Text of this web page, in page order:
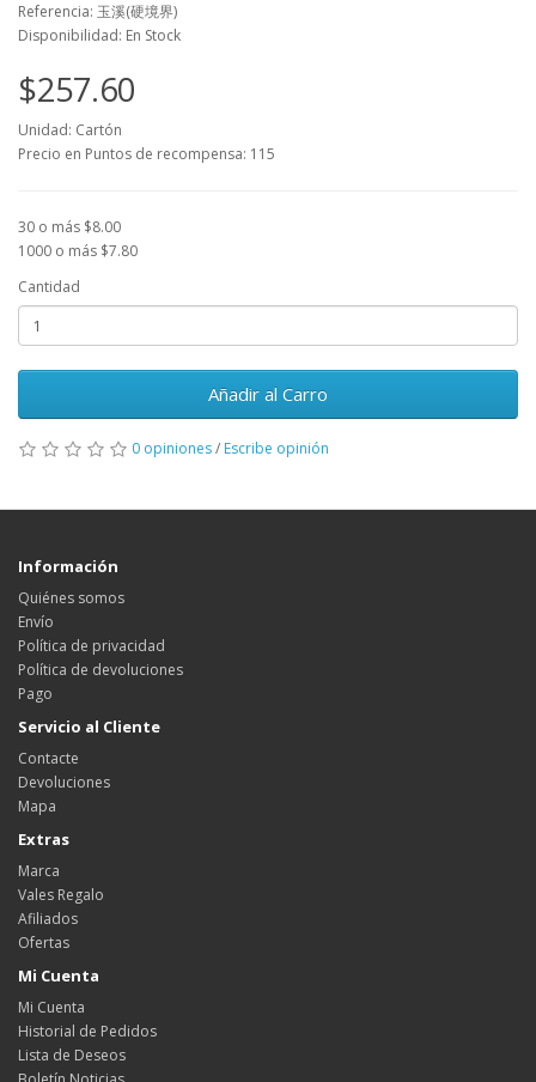
Referencia: 玉溪(硬境界)
Disponibilidad: En Stock
$257.60
Unidad: Cartón
Precio en Puntos de recompensa: 115
30 o más $8.00
1000 o más $7.80
Cantidad
Añadir al Carro
0 opiniones/ Escribe opinión
Información
Quiénes somos
Envío
Política de privacidad
Política de devoluciones
Pago
Servicio al Cliente
Contacte
Devoluciones
Mapa
Extras
Marca
Vales Regalo
Afiliados
Ofertas
Mi Cuenta
Mi Cuenta
Historial de Pedidos
Lista de Deseos